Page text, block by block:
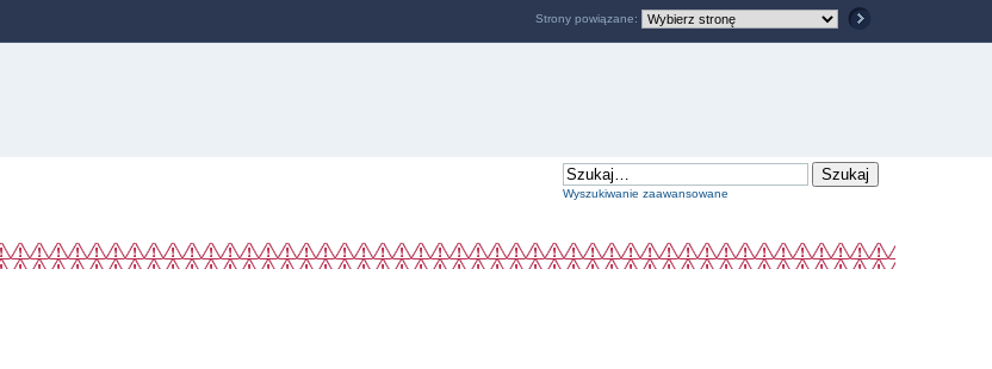
Wyszukiwanie zaawansowane
Strony powiązane: